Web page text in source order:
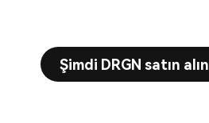
Şimdi DRGN satın alın